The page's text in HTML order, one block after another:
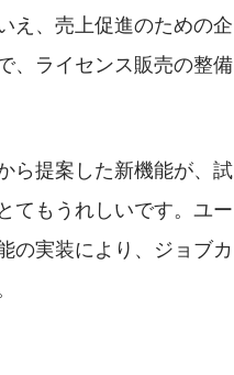
え、売上促進のための企
、ライセンス販売の整備
ら提案した新機能が、試
てもうれしいです。ユー
の実装により、ジョブカ